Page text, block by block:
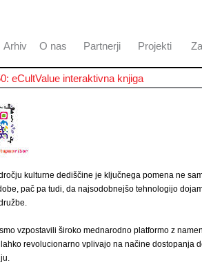
Arhiv O nas Partnerji Projekti
eCultValue interaktivna knjiga
kulturne dediščine je ključnega pomena ne
pač pa tudi, da najsodobnejšo tehnologijo
vzpostavili široko mednarodno platformo z
revolucionarno vplivajo na načine dostopanja